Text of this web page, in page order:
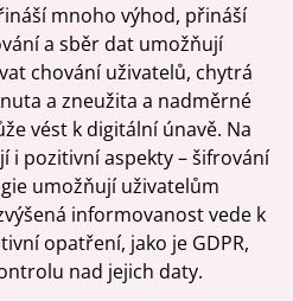
mnoho výhod, přináší
a sběr dat umožňují
chování uživatelů, chytrá
a zneužita a nadměrné
vést k digitální únavě. Na
i pozitivní aspekty – šifrování
umožňují uživatelům
informovanost vede k
opatření, jako je GDPR,
nad jejich daty.